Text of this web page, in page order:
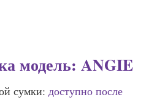
модель: ANGIE
сумки: доступно после